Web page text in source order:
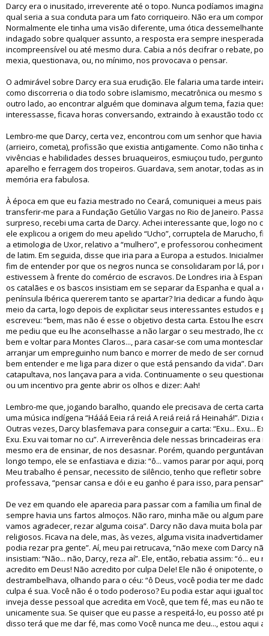
Darcy era o inusitado, irreverente até o topo. Nunca podíamos
qual seria a sua conduta para um fato corriqueiro. Não era um
Normalmente ele tinha uma visão diferente, uma ótica dessemelhante
indagado sobre qualquer assunto, a resposta era sempre inesperada
incompreensível ou até mesmo dura. Cabia a nós decifrar o rebate,
mexia, questionava, ou, no mínimo, nos provocava o pensar.
O admirável sobre Darcy era sua erudição. Ele falaria uma tarde
como discorreria o dia todo sobre islamismo, mecatrônica ou mesmo
outro lado, ao encontrar alguém que dominava algum tema, fazia
interessasse, ficava horas conversando, extraindo à exaustão todo
Lembro-me que Darcy, certa vez, encontrou com um senhor que havia
(arrieiro, cometa), profissão que existia antigamente. Como não tinha
vivências e habilidades desses bruaqueiros, esmiuçou tudo,
aparelho e ferragem dos tropeiros. Guardava, sem anotar, todas as
memória era fabulosa.
À época em que eu fazia mestrado no Ceará, comuniquei a meus pais
transferir-me para a Fundação Getúlio Vargas no Rio de Janeiro.
surpreso, recebi uma carta de Darcy. Achei interessante que, logo no
ele explicou a origem do meu apelido “Ucho”, corruptela de Marucho,
a etimologia de Uxor, relativo a “mulhero”, e professorou
de latim. Em seguida, disse que iria para a Europa a estudos.
fim de entender por que os negros nunca se consolidaram por lá, por
estivessem à frente do comércio de escravos. De Londres iria à
os catalães e os bascos insistiam em se separar da Espanha e qual a
península Ibérica quererem tanto se apartar? Iria dedicar a fundo
meio da carta, logo depois de explicitar seus interessantes estudos e
escreveu: “bem, mas não é esse o objetivo desta carta. Estou lhe
me pediu que eu lhe aconselhasse a não largar o seu mestrado, lhe
bem e voltar para Montes Claros..., para casar-se com uma
arranjar um empreguinho num banco e morrer de medo de ser
bem entender e me liga para dizer o que está pensando da vida”.
catapultava, nos lançava para a vida. Continuamente o seu
ou um incentivo pra gente abrir os olhos e dizer: Aah!
Lembro-me que, jogando baralho, quando ele precisava de certa carta,
uma música indígena “Hááá Eeia rá reiá A reiá reiá rá Heinahá!”. Dizia
Outras vezes, Darcy blasfemava para conseguir a carta: “Exu... Exu...
Exu. Exu vai tomar no cu”. A irreverência dele nessas brincadeiras era
mesmo era de ensinar, de nos desasnar. Porém, quando
longo tempo, ele se enfastiava e dizia: “ô... vamos parar por aqui,
Meu trabalho é pensar, necessito de silêncio, tenho que refletir sobre
professava, “pensar cansa e dói e eu ganho é para isso, para pensar”.
De vez em quando ele aparecia para passar com a família um final de
sempre havia uns fartos almoços. Não raro, minha mãe ou algum
vamos agradecer, rezar alguma coisa”. Darcy não dava muita bola
religiosos. Ficava na dele, mas, às vezes, alguma visita
podia rezar pra gente”. Aí, meu pai retrucava, “não mexe com Darcy
insistiam: “Não... não, Darcy, reza aí”. Ele, então, rebatia assim: “ó... eu
acredito em Deus! Não acredito por culpa Dele! Ele não é onipotente,
destrambelhava, olhando para o céu: “ô Deus, você podia ter me dado
culpa é sua. Você não é o todo poderoso? Eu podia estar aqui igual
inveja desse pessoal que acredita em Você, que tem fé, mas eu não
unicamente sua. Se quiser que eu passe a respeitá-lo, eu posso até
disso terá que me dar fé, mas como Você nunca me deu..., estou aqui